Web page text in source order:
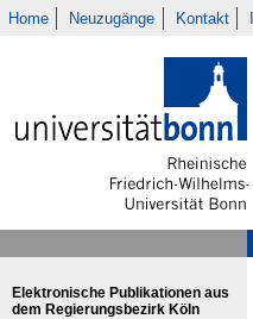
Home Neuzugänge Kontakt
Elektronische Publikationen aus
dem Regierungsbezirk Köln